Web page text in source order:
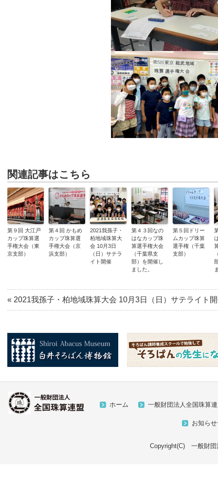
関連記事はこちら
第９回 大江戸
カップ珠算選
手権大会（東
京支部）
第４回 かもめ
カップ珠算選
手権大会（京
浜支部）
2021我孫子・
柏地域珠算大
会 10月3日
（日）サテラ
イト開催
第４３回なの
はなカップ珠
算選手権大会
（千葉県支
部）を開催し
ました。
第５回ドリー
ムカップ珠算
選手権（千葉
支部）
« 2021我孫子・柏地域珠算大会 10月3日（日）サテライト
一般財団法人全国珠算
ホーム
お知ら
Copyright(C) 一般財団